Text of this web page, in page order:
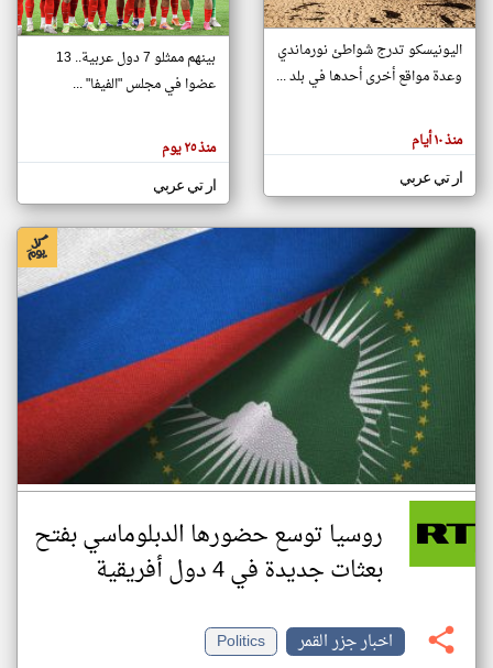
تغيير الدولة
اخبار جزر القمر على مدار الساعة
أهم اخبار جزر القمر العاجلة والمباشرة
هنا عن
وجهة
كاتبيها.
اليونيسكو تدرج شواطئ نورماندي
وعدة مواقع أخرى أحدها في بلد ...
منذ ١٠ أيام
ار تي عربي
بينهم ممثلو 7 دول عربية.. 13
عضوا في مجلس "الفيفا" ...
منذ ٢٥ يوم
ار تي عربي
روسيا توسع حضورها الدبلوماسي بفتح
بعثات جديدة في 4 دول أفريقية
اخبار جزر القمر
Politics
klyoum.com